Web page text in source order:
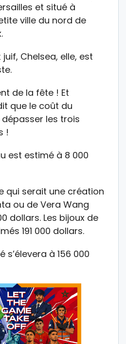
et situé à
ville du nord de
Chelsea, elle, est
de la fête ! Et
que le coût du
les trois
!
est estimé à 8 000
qui serait une création
ou de Vera Wang
dollars. Les bijoux de
191 000 dollars.
s’élevera à 156 000